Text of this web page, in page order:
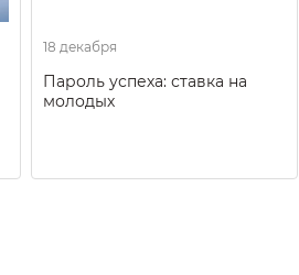
18 декабря
Пароль успеха: ставка на
молодых